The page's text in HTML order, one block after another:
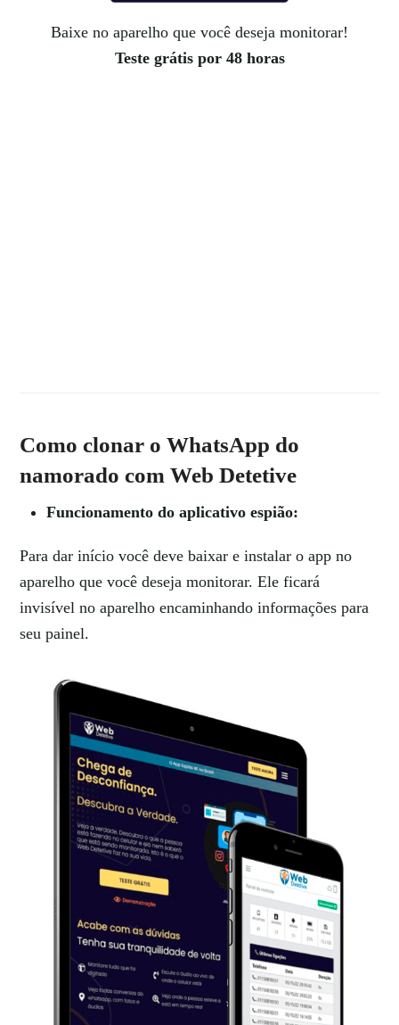
Baixe no aparelho que você deseja monitorar!
Teste grátis por 48 horas
Como clonar o WhatsApp do
namorado com Web Detetive
Funcionamento do aplicativo espião:
Para dar início você deve baixar e instalar o app no
aparelho que você deseja monitorar. Ele ficará
invisível no aparelho encaminhando informações para
seu painel.